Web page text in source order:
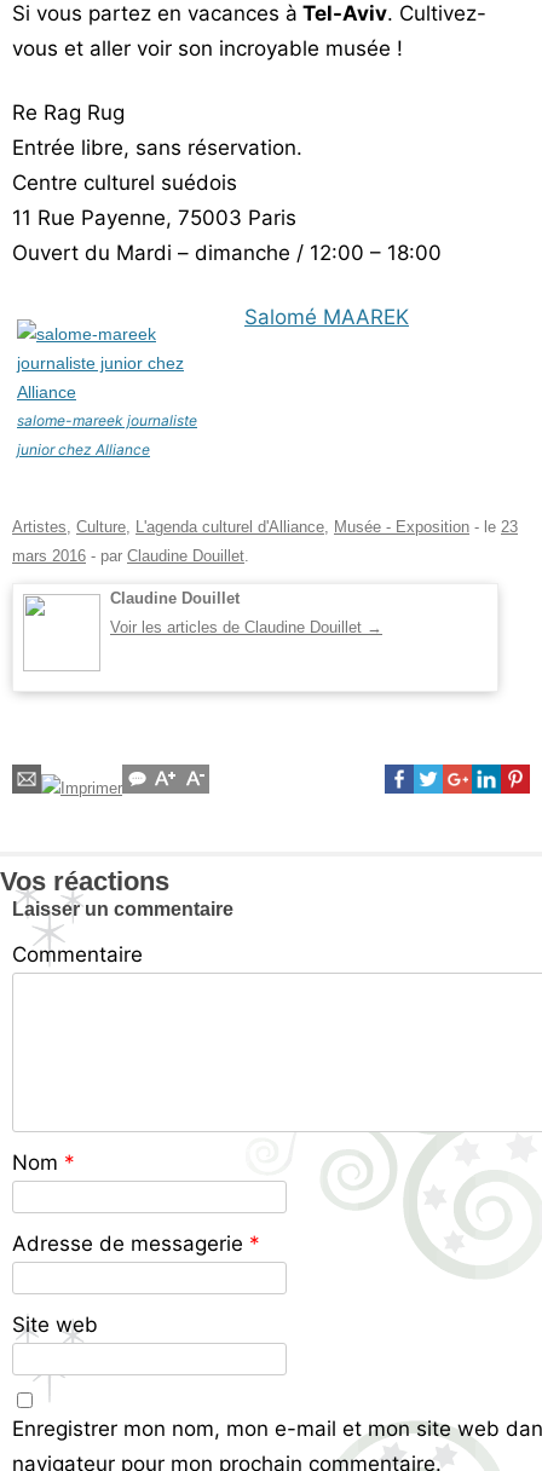
Si vous partez en vacances à Tel-Aviv. Cultivez-
vous et aller voir son incroyable musée !
Re Rag Rug
Entrée libre, sans réservation.
Centre culturel suédois
11 Rue Payenne, 75003 Paris
Ouvert du Mardi – dimanche / 12:00 – 18:00
salome-mareek journaliste
junior chez Alliance
Salomé MAAREK
Artistes, Culture, L'agenda culturel d'Alliance, Musée - Exposition - le 23
mars 2016 - par Claudine Douillet.
Claudine Douillet
Voir les articles de Claudine Douillet →
Vos réactions
Laisser un commentaire
Commentaire
Nom *
Adresse de messagerie *
Site web
Enregistrer mon nom, mon e-mail et mon site web
navigateur pour mon prochain commentaire.